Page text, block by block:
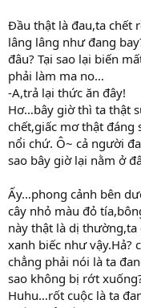
Đầu thật là đau,ta chết
lâng lâng như đang
đâu? Tại sao lại biến
phải làm ma no…
-A,trả lại thức ăn đây!
Hơ…bây giờ thì ta thật
chết,giấc mơ thật đáng
nổi chứ. Ô~ cả người
sao bây giờ lại nằm ở
Ấy…phong cảnh bên
cây nhỏ màu đỏ
này thật là dị
xanh biếc như vậy.Hả?
chẳng phải nói là ta
sao không bị rớt
Huhu…rốt cuộc là ta